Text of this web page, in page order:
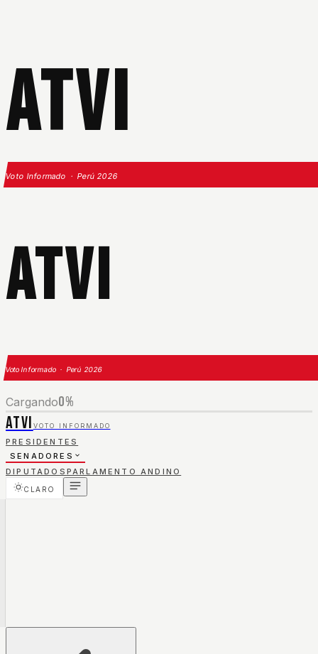
ATVI
Voto Informado · Perú 2026
ATVI
Voto Informado · Perú 2026
Cargando0%
ATVI VOTO INFORMADO
PRESIDENTES
SENADORES
DIPUTADOS PARLAMENTO ANDINO
CLARO